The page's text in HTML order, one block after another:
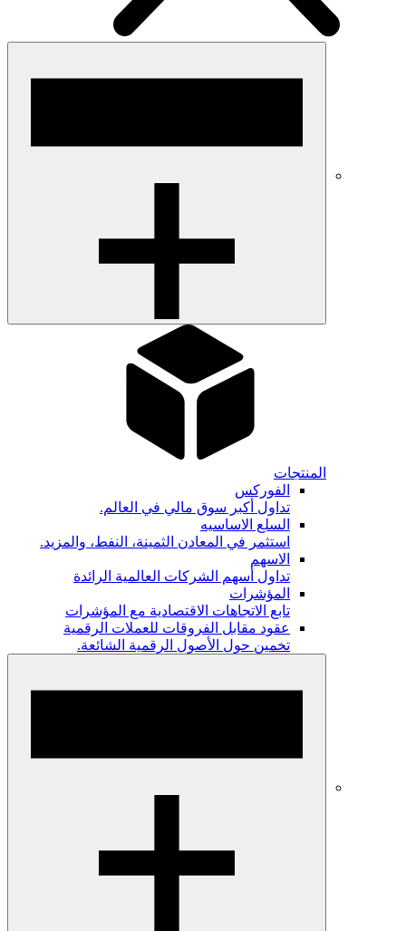
المنتجات
الفوركس
تداول أكبر سوق مالي في العالم.
السلع الاساسيه
استثمر في المعادن الثمينة، النفط، والمزيد.
الاسهم
تداول أسهم الشركات العالمية الرائدة
المؤشرات
تابع الاتجاهات الاقتصادية مع المؤشرات
عقود مقابل الفروقات للعملات الرقمية
تخمين حول الأصول الرقمية الشائعة.